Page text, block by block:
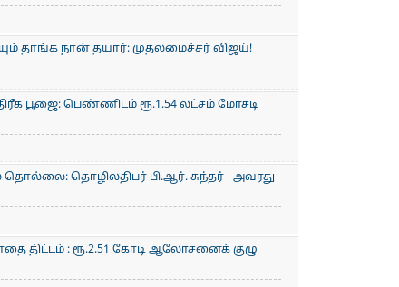
தாங்க நான் தயார்: முதலமைச்சர் விஜய்!
பூஜை: பெண்ணிடம் ரூ.1.54 லட்சம் மோசடி
தொழிலதிபர் பி.ஆர். சுந்தர் - அவரது
திட்டம் : ரூ.2.51 கோடி ஆலோசனைக் குழு